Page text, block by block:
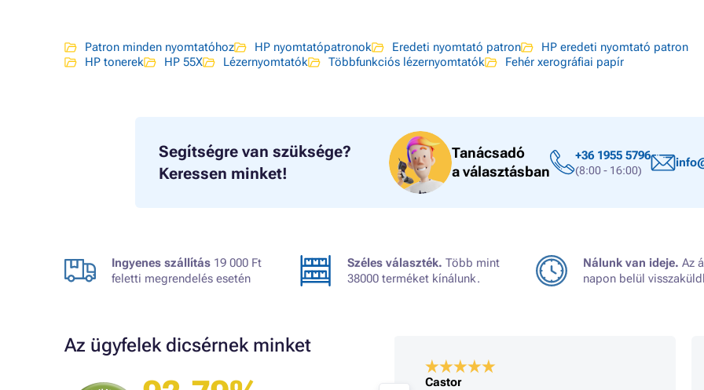
Patron minden nyomtatóhoz HP nyomtatópatronok Eredeti nyomtató patron
HP eredeti nyomtató patron
HP tonerek
HP 55X Lézernyomtatók Többfunkciós lézernyomtatók Fehér xerográfiai papír
Segítségre van szüksége?
Keressen minket!
Tanácsadó
a választásban
+36 1955 5796
(8:00 - 16:00)
Ingyenes szállítás 19 000 Ft
feletti megrendelés esetén
Széles választék. Több mint
38000 terméket kínálunk.
Nálunk van ideje. Az
napon belül
Az ügyfelek dicsérnek minket
A bolt vásárlója Castor